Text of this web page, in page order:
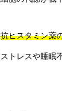
抗ヒスタミン薬
トレスや睡眠